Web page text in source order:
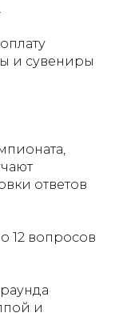
и сувениры
ответов
12 вопросов
и